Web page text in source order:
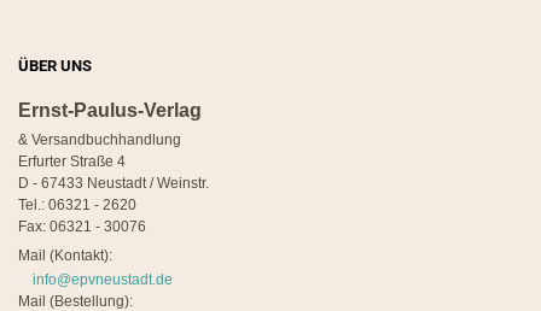
ÜBER UNS
Ernst-Paulus-Verlag
& Versandbuchhandlung
Erfurter Straße 4
D - 67433 Neustadt / Weinstr.
Tel.: 06321 - 2620
Fax: 06321 - 30076
Mail (Kontakt):
info@epvneustadt.de
Mail (Bestellung):